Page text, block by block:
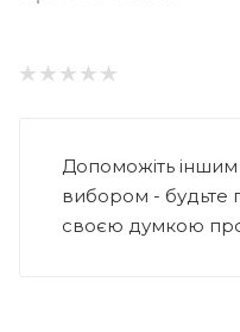
Допоможіть
вибором - будьте
своєю думкою